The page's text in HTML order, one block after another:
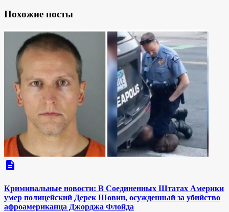
Похожие посты
description
Криминальные новости: В Соединенных Штатах Америки
умер полицейский Дерек Шовин, осужденный за убийство
афроамериканца Джорджа Флойда